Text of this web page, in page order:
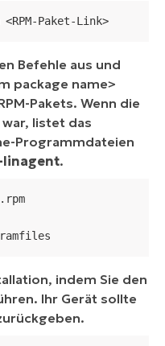
Paket-Link>
Befehle aus und
package name>
Pakets. Wenn die
listet das
Programmdateien
linagent.
indem Sie den
Ihr Gerät sollte